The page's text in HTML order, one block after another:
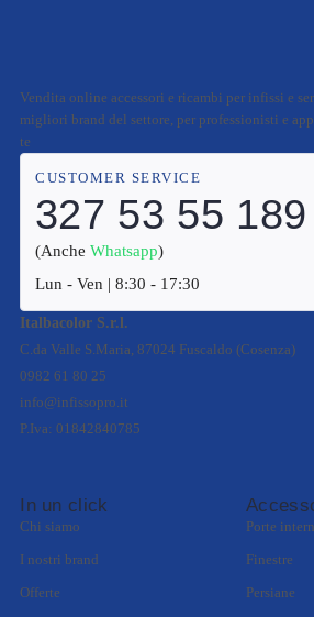
Vendita online accessori e ricambi per infissi e
migliori brand del settore, per professionisti e
te
CUSTOMER SERVICE
327 53 55 189
(AncheWhatsapp)
Lun - Ven | 8:30 - 17:30
Italbacolor S.r.l.
C.da Valle S.Maria, 87024 Fuscaldo (Cosenza)
0982 61 80 25
info@infissopro.it
P.Iva: 01842840785
In un click
Chi siamo
I nostri brand
Offerte
Porte
Finestre
Persiane